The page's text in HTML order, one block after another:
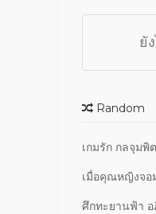
ยั
Random
เกมรัก กลจุมพิต
เมื่อคุณหญิงจอ
ศึกทะยานฟ้า